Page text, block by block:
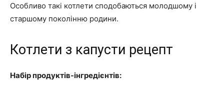
Особливо такі котлети сподобаються молодшому і
старшому поколінню родини.
Котлети з капусти рецепт
Набір продуктів-інгредієнтів: